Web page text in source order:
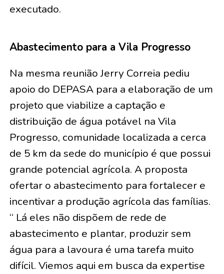
executado.
Abastecimento para a Vila Progresso
Na mesma reunião Jerry Correia pediu
apoio do DEPASA para a elaboração de um
projeto que viabilize a captação e
distribuição de água potável na Vila
Progresso, comunidade localizada a cerca
de 5 km da sede do município é que possui
grande potencial agrícola. A proposta
ofertar o abastecimento para fortalecer e
incentivar a produção agrícola das famílias.
“ Lá eles não dispõem de rede de
abastecimento e plantar, produzir sem
água para a lavoura é uma tarefa muito
difícil. Viemos aqui em busca da expertise